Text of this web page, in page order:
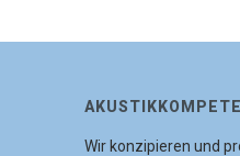
Wir konzipieren und